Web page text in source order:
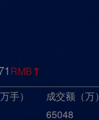
RMB↑
手）
成交额（万）
65048